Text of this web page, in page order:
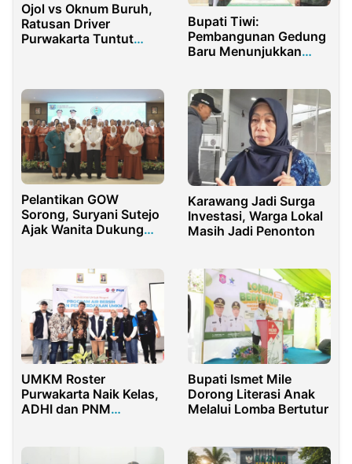
Ojol vs Oknum Buruh,
Ratusan Driver
Purwakarta Tuntut
Bupati Tiwi:
Pembangunan Gedung
Baru Menunjukkan
Pelantikan GOW
Sorong, Suryani Sutejo
Ajak Wanita Dukung
Karawang Jadi Surga
Investasi, Warga Lokal
Masih Jadi Penonton
UMKM Roster
Purwakarta Naik Kelas,
ADHI dan PNM
Bupati Ismet Mile
Dorong Literasi Anak
Melalui Lomba Bertutur